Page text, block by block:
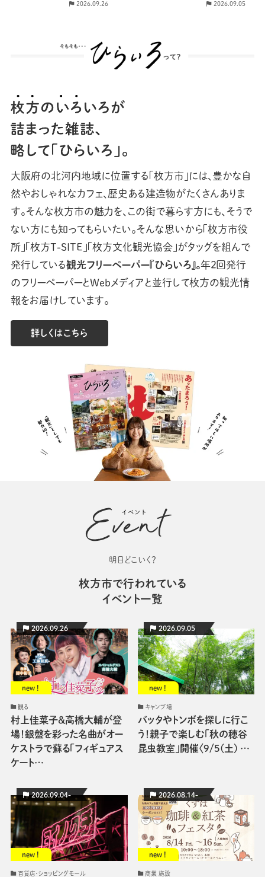
2026.09.26 2026.09.05
大阪府の北河内地域に位置する「枚方市」には、豊かな自
然やおしゃれなカフェ、歴史ある建造物がたくさんありま
す。そんな枚方市の魅力を、この街で暮らす方にも、そうで
ない方にも知ってもらいたい。そんな思いから「枚方市役
所」「枚方T-SITE」「枚方文化観光協会」がタッグを組んで
発行している観光フリーペーパー『ひらいろ』。年2回発行
のフリーペーパーとWebメディアと並行して枚方の観光情
報をお届けしています。
詳しくはこちら
明日どこいく？
枚方市で行われている
イベント一覧
new !
村上佳菜子＆高橋大輔が登
場！銀盤を彩った名曲がオー
ケストラで蘇る「フィギュアス
ケート…
2026.09.26
観る
new !
バッタやトンボを探しに行こ
う！親子で楽しむ「秋の穂谷
昆虫教室」開催〈9/5(土) …
2026.09.05
キャンプ場
new !
2026.09.04-
百貨店・ショッピングモール
new !
2026.08.14-
商業 施設